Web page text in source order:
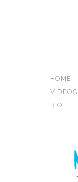
HOME
VIDÉOS
BIO